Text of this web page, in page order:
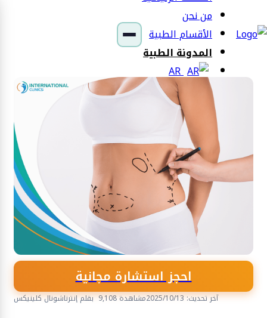
من نحن
الأقسام الطبية
المدونة الطبية
AR
احجز استشارة مجانية
بقلم إنترناشونال كلينيكس 9,108 مشاهدة آخر تحديث: 2025/10/13